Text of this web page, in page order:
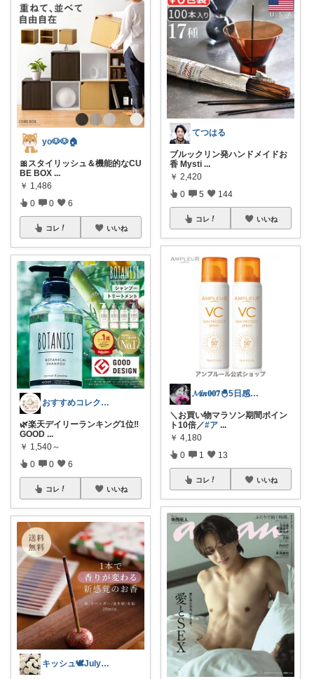
yo🐶🐶🏠
🎀スタイリッシュ＆機能的なCU
BE BOX ...
￥ 1,486
0 0 6
コレ いいね
おすすめコレクション
🌿楽天デイリーランキング1位‼️
GOOD ...
￥ 1,540～
0 0 6
コレ いいね
キッシュ🕊July感謝♡ㅅ˘︶˘𓃭
てつはる
ブルックリン発ハンドメイドお
香 Mysti ...
￥ 2,420
0 5 144
コレ いいね
𝓜𝒊𝒏𝟎𝟎𝟕🐣5日感謝💝
＼お買い物マラソン期間ポイン
ト10倍／#ア ...
￥ 4,180
0 1 13
コレ いいね